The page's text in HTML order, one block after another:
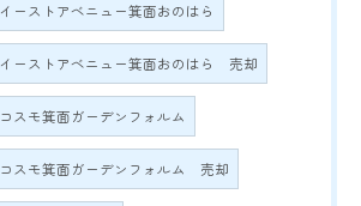
イーストアベニュー箕面おのはら
イーストアベニュー箕面おのはら 売却
コスモ箕面ガーデンフォルム
コスモ箕面ガーデンフォルム 売却